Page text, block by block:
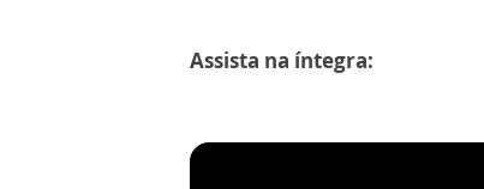
Assista na íntegra: